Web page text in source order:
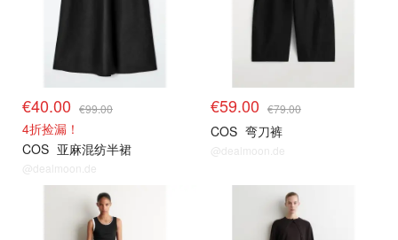
€40.00 €99.00
4折捡漏！
COS 亚麻混纺半裙
@dealmoon.de
€59.00 €79.00
COS 弯刀裤
@dealmoon.de